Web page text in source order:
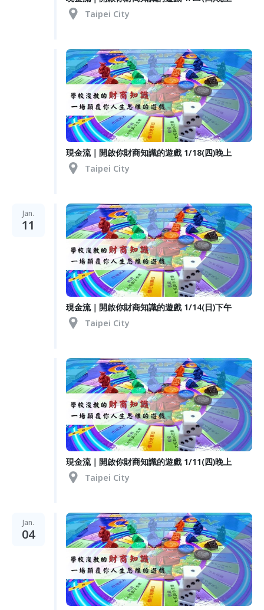
Taipei City
現金流｜開啟你財商知識的遊戲 1/18(四)晚上
Taipei City
Jan.
11
現金流｜開啟你財商知識的遊戲 1/14(日)下午
Taipei City
現金流｜開啟你財商知識的遊戲 1/11(四)晚上
Taipei City
Jan.
04